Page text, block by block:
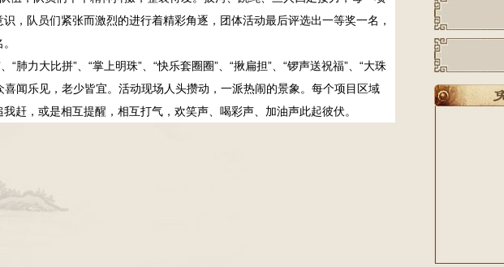
，队员们紧张而激烈的进行着精彩角逐，团体活动最后评选出一等奖一名，
力大比拼”、“掌上明珠”、“快乐套圈圈”、“揪扁担”、“锣声送祝福”、“大珠
喜闻乐见，老少皆宜。活动现场人头攒动，一派热闹的景象。每个项目区域
赶，或是相互提醒，相互打气，欢笑声、喝彩声、加油声此起彼伏。